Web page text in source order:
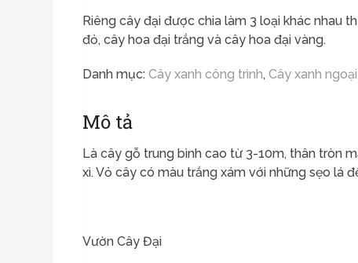
Riêng cây đại được chia làm 3 loại khác nhau
đỏ, cây hoa đại trắng và cây hoa đại vàng.
Danh mục:Cây xanh công trình,Cây xanh
Mô tả
Là cây gỗ trung bình cao từ 3-10m, thân tròn
xì. Vỏ cây có màu trắng xám với những sẹo lá
Vườn Cây Đại